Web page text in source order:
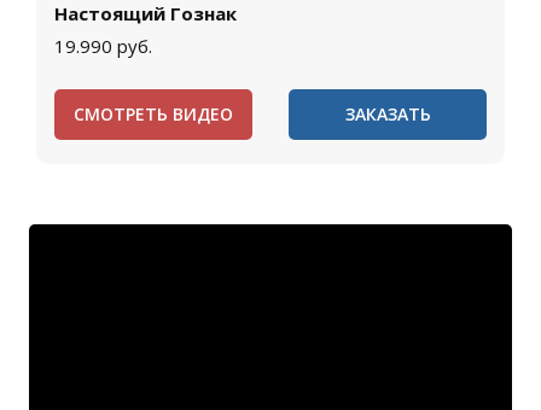
Настоящий Гознак
19.990 руб.
СМОТРЕТЬ ВИДЕО ЗАКАЗАТЬ